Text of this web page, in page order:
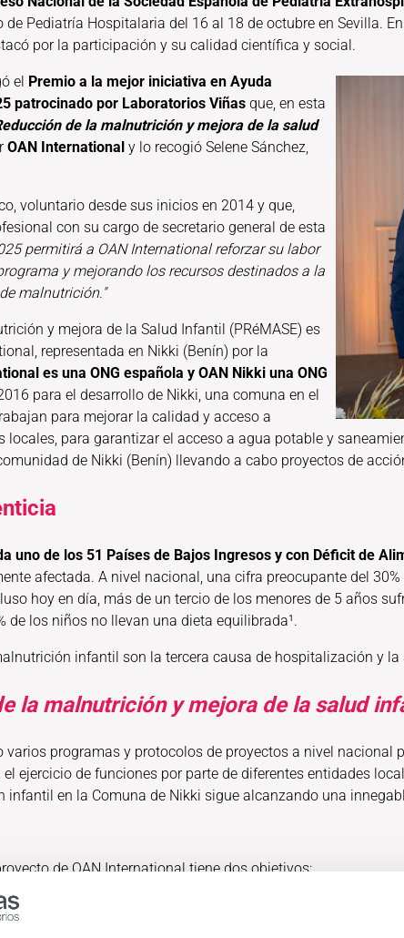
Pediatría Hospitalaria del 16 al 18 de octubre en Sevilla.
por la participación y su calidad científica y social.
el Premio a la mejor iniciativa en Ayuda
patrocinado por Laboratorios Viñas que, en esta
de la malnutrición y mejora de la salud
OAN International y lo recogió Selene Sánchez,
voluntario desde sus inicios en 2014 y que,
con su cargo de secretario general de esta
permitirá a OAN International reforzar su labor
y mejorando los recursos destinados a la
malnutrición."
y mejora de la Salud Infantil (PRéMASE) es
representada en Nikki (Benín) por la
es una ONG española y OAN Nikki una ONG
para el desarrollo de Nikki, una comuna en el
para mejorar la calidad y acceso a
locales, para garantizar el acceso a agua potable y
de Nikki (Benín) llevando a cabo proyectos de
uno de los 51 Países de Bajos Ingresos y con Déficit de
afectada. A nivel nacional, una cifra preocupante del
hoy en día, más de un tercio de los menores de 5 años
de los niños no llevan una dieta equilibrada¹.
infantil son la tercera causa de hospitalización y
la malnutrición y mejora de la salud
varios programas y protocolos de proyectos a nivel
ejercicio de funciones por parte de diferentes entidades
infantil en la Comuna de Nikki sigue alcanzando una
de OAN International tiene dos objetivos:
salud nutricional de los niños de las zonas rurales de la